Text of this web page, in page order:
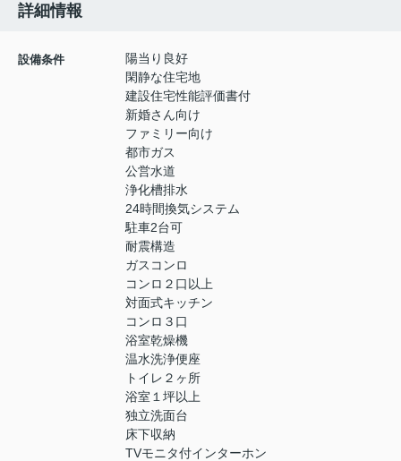
詳細情報
設備条件
陽当り良好
閑静な住宅地
建設住宅性能評価書付
新婚さん向け
ファミリー向け
都市ガス
公営水道
浄化槽排水
24時間換気システム
駐車2台可
耐震構造
ガスコンロ
コンロ２口以上
対面式キッチン
コンロ３口
浴室乾燥機
温水洗浄便座
トイレ２ヶ所
浴室１坪以上
独立洗面台
床下収納
TVモニタ付インターホン